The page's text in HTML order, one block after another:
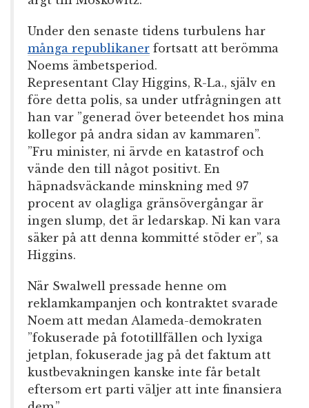
Under den senaste tidens turbulens har
många republikaner fortsatt att berömma
Noems ämbetsperiod.
Representant Clay Higgins, R-La., själv en
före detta polis, sa under utfrågningen att
han var ”generad över beteendet hos mina
kollegor på andra sidan av kammaren”.
”Fru minister, ni ärvde en katastrof och
vände den till något positivt. En
häpnadsväckande minskning med 97
procent av olagliga gränsövergångar är
ingen slump, det är ledarskap. Ni kan vara
säker på att denna kommitté stöder er”, sa
Higgins.
När Swalwell pressade henne om
reklamkampanjen och kontraktet svarade
Noem att medan Alameda-demokraten
”fokuserade på fototillfällen och lyxiga
jetplan, fokuserade jag på det faktum att
kustbevakningen kanske inte får betalt
eftersom ert parti väljer att inte finansiera